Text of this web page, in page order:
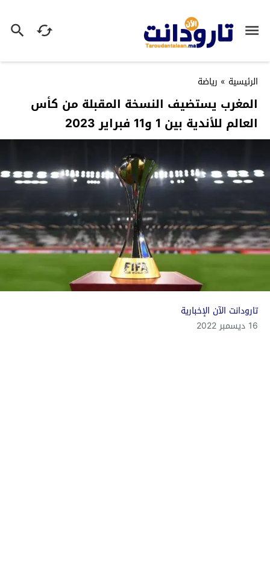
الرئيسية » رياضة
المغرب يستضيف النسخة المقبلة من كأس
العالم للأندية بين 1 و11 فبراير 2023
تارودانت الآن الإخبارية
16 ديسمبر 2022